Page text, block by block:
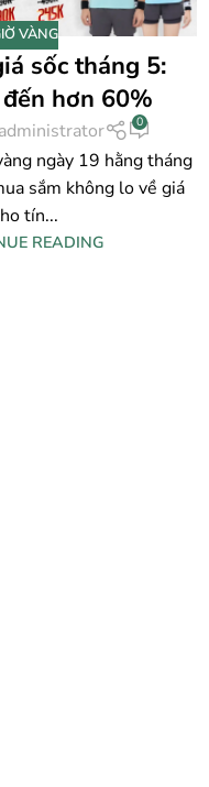
VÀNG
sốc tháng 5:
hơn 60%
administrator 0
ngày 19 hằng tháng
sắm không lo về giá
tín...
READING